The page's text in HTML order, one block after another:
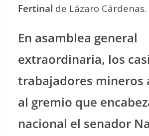
Fertinal de Lázaro Cárdenas.
En asamblea general
extraordinaria, los
trabajadores mineros
al gremio que
nacional el senador